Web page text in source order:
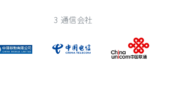
3 通信会社